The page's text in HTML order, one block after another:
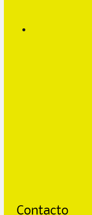
Contacto